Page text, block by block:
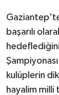
Gaziantep'te
başarılı
kulüplerin
hayalim milli